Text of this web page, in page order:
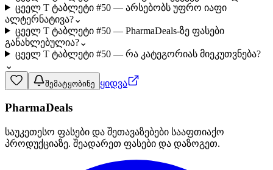
ცეელ T ტაბლეტი #50 — არსებობს უფრო იაფი
ალტერნატივა?⌄
ცეელ T ტაბლეტი #50 — PharmaDeals-ზე ფასები
განახლებულია?⌄
ცეელ T ტაბლეტი #50 — რა კატეგორიას მიეკუთვნება?
⌄
შემატყობინე ყიდვა
PharmaDeals
საუკეთესო ფასები და შეთავაზებები სააფთიაქო
პროდუქციაზე. შეადარეთ ფასები და დაზოგეთ.